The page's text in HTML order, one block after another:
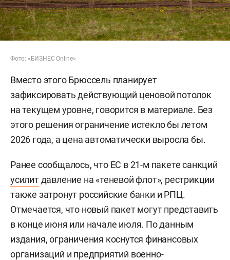
Фото: «БИЗНЕС Online»
Вместо этого Брюссель планирует
зафиксировать действующий ценовой потолок
на текущем уровне, говорится в материале. Без
этого решения ограничение истекло бы летом
2026 года, а цена автоматически выросла бы.
Ранее сообщалось, что ЕС в 21-м пакете санкций
усилитдавление на «теневой флот», рестрикции
также затронут российские банки и РПЦ.
Отмечается, что новый пакет могут представить
в конце июня или начале июля. По данным
издания, ограничения коснутся финансовых
организаций и предприятий военно-